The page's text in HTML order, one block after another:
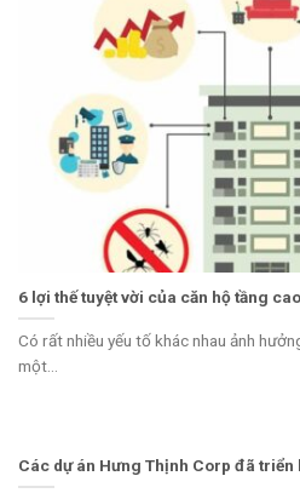
6 lợi thế tuyệt vời của căn hộ tầng
Có rất nhiều yếu tố khác nhau ảnh
một...
Các dự án Hưng Thịnh Corp đã